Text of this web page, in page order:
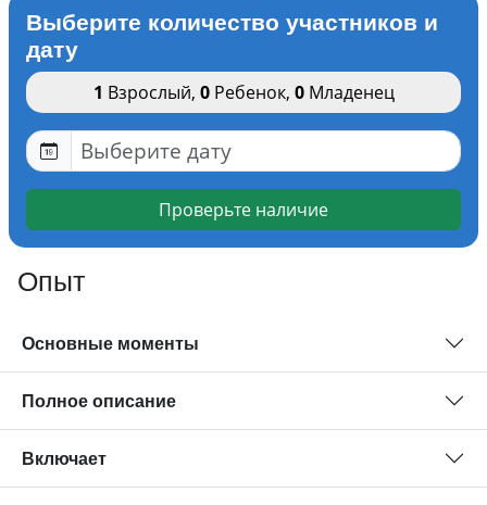
Выберите количество участников и
дату
1 Взрослый, 0Ребенок, 0Младенец
Проверьте наличие
Опыт
Основные моменты
Полное описание
Включает